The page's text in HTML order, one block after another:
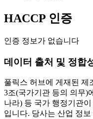
HACCP 인증
인증 정보가 없습니다
데이터 출처 및 정합
풀릭스 허브에 게재된 제
3조(국가기관 등의 의무)
나라) 등 국가 행정기관
입니다. 당사는 산업 정